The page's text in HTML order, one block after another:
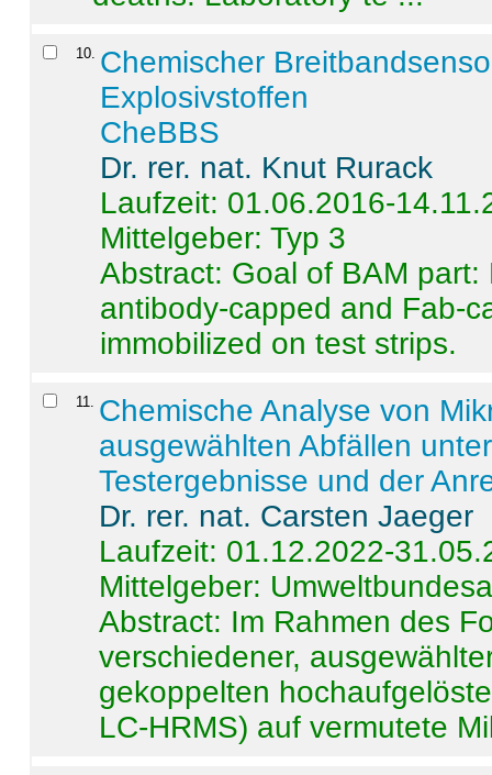
10 Chemischer
Explosivstoffen
CheBBS
Dr. rer. nat. Knut Rurack
Laufzeit: 01.06.2016-
Mittelgeber: Typ 3
Abstract: Goal of BAM
antibody-capped and Fab-
immobilized on test strips.
11
Chemische Analyse von
ausgewählten Abfällen
Testergebnisse und der
Dr. rer. nat. Carsten Jaeger
Laufzeit: 01.12.2022-
Mittelgeber:
Abstract: Im Rahmen des
verschiedener,
gekoppelten
LC-HRMS) auf vermutete